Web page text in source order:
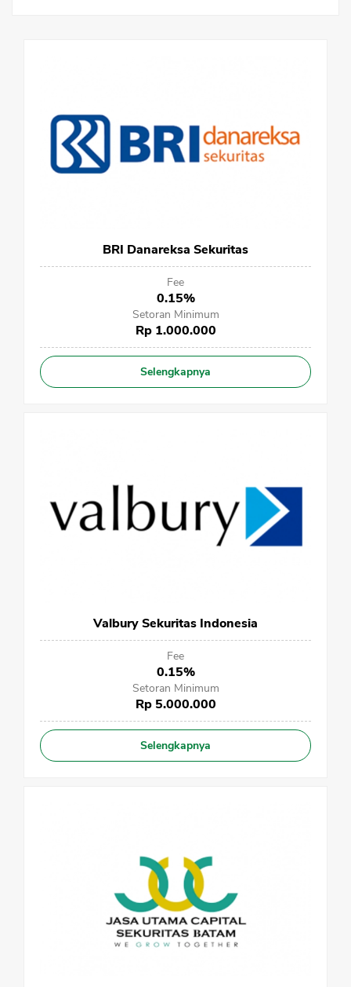
Exchange
Asuransi
Asuransi SyariahBRI Danareksa Sekuritas
Fee
0.15%
Setoran Minimum
Rp 1.000.000
Selengkapnya
Valbury Sekuritas Indonesia
Fee
0.15%
Setoran Minimum
Rp 5.000.000
Selengkapnya